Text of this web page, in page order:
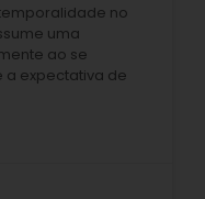
no
uma
ao se
a expectativa de